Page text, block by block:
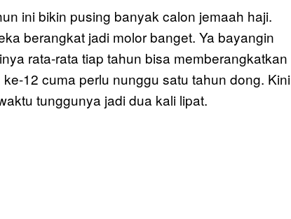
ini bikin pusing banyak calon jemaah haji.
berangkat jadi molor banget. Ya bayangin
rata-rata tiap tahun bisa memberangkatkan
12 cuma perlu nunggu satu tahun dong. Kini
tunggunya jadi dua kali lipat.